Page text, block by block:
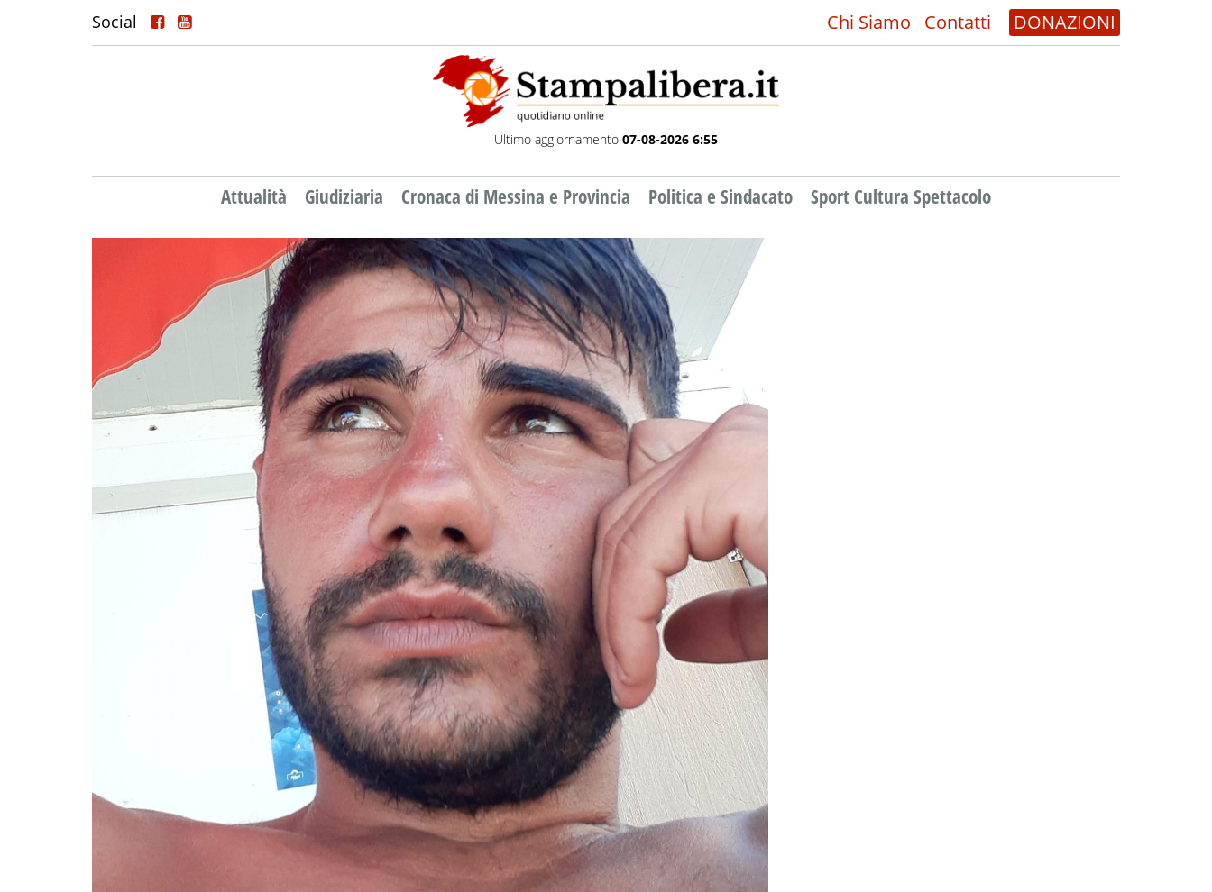
Social Chi Siamo Contatti DONAZIONI
Ultimo aggiornamento 07-08-2026 6:55
Attualità Giudiziaria Cronaca di Messina e Provincia Politica e Sindacato Sport Cultura Spettacolo